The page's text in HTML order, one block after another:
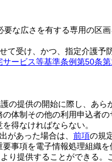
な広さを有する専用の区
受け、かつ、指定介護
サービス等基準条例第50条
提供の開始に際し、あら
体制その他の利用申込者
得なければならない。
があった場合は、 前項の規
事項を電子情報処理組織
り提供することができる。